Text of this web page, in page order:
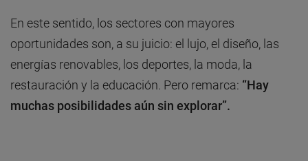
En este sentido, los sectores con mayores
oportunidades son, a su juicio: el lujo, el diseño, las
energías renovables, los deportes, la moda, la
restauración y la educación. Pero remarca: “Hay
muchas posibilidades aún sin explorar”.